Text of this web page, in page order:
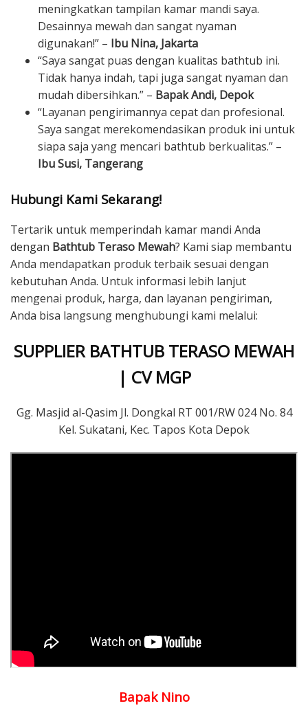
meningkatkan tampilan kamar mandi saya.
Desainnya mewah dan sangat nyaman
digunakan!” – Ibu Nina, Jakarta
“Saya sangat puas dengan kualitas bathtub ini.
Tidak hanya indah, tapi juga sangat nyaman dan
mudah dibersihkan.” – Bapak Andi, Depok
“Layanan pengirimannya cepat dan profesional.
Saya sangat merekomendasikan produk ini untuk
siapa saja yang mencari bathtub berkualitas.” –
Ibu Susi, Tangerang
Hubungi Kami Sekarang!
Tertarik untuk memperindah kamar mandi Anda
dengan Bathtub Teraso Mewah? Kami siap membantu
Anda mendapatkan produk terbaik sesuai dengan
kebutuhan Anda. Untuk informasi lebih lanjut
mengenai produk, harga, dan layanan pengiriman,
Anda bisa langsung menghubungi kami melalui:
SUPPLIER BATHTUB TERASO MEWAH
| CV MGP
Gg. Masjid al-Qasim Jl. Dongkal RT 001/RW 024 No. 84
Kel. Sukatani, Kec. Tapos Kota Depok
Bapak Nino